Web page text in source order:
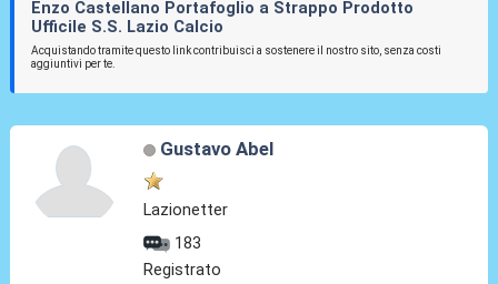
Enzo Castellano Portafoglio a Strappo Prodotto
Ufficile S.S. Lazio Calcio
Acquistando tramite questo link contribuisci a sostenere il nostro sito, senza costi
aggiuntivi per te.
Gustavo Abel
Lazionetter
183
Registrato